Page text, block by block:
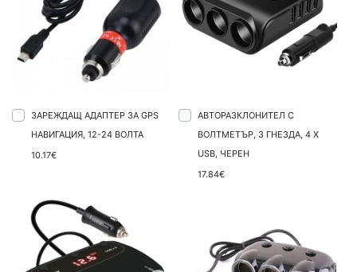
ЗАРЕЖДАЩ АДАПТЕР ЗА GPS
НАВИГАЦИЯ, 12-24 ВОЛТА
10.17€
АВТОРАЗКЛОНИТЕЛ С
ВОЛТМЕТЪР, 3 ГНЕЗДА, 4 X
USB, ЧЕРЕН
17.84€